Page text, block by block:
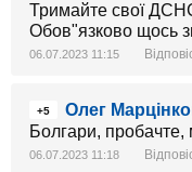
Тримайте свої
Обов"язково щось
06.07.2023 11:15
+5
Олег
Болгари, пробачте,
06.07.2023 11:18